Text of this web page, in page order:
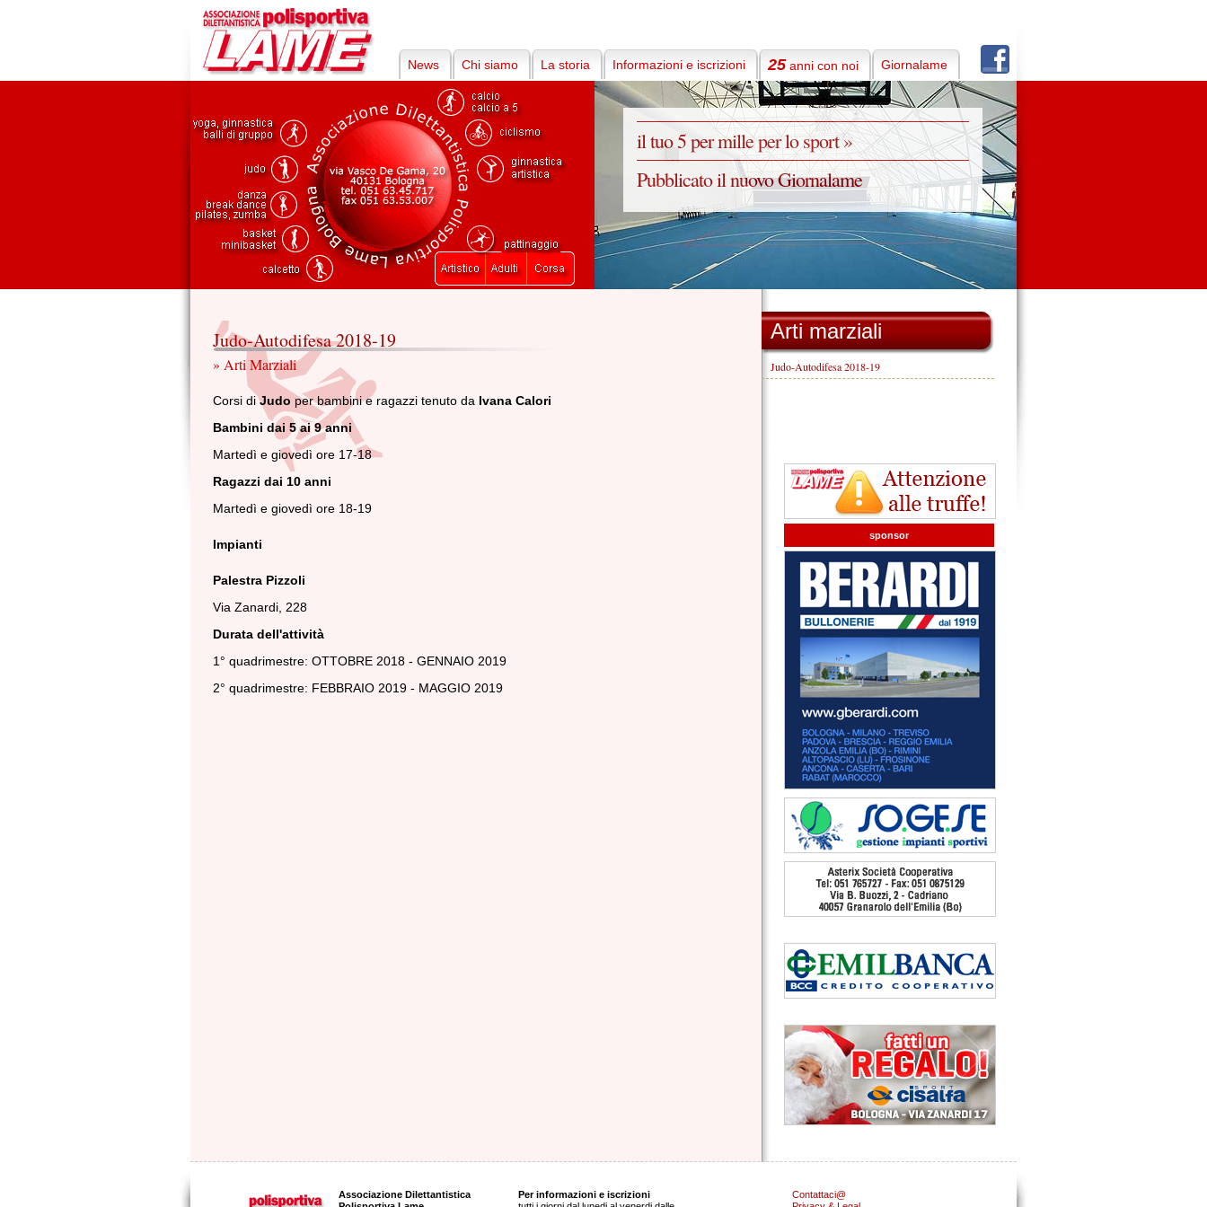
News Chi siamo La storia Informazioni e iscrizioni 25 anni con noi Giornalame
il tuo 5 per mille per lo sport »
Pubblicato il nuovo Giornalame
Judo-Autodifesa 2018-19
» Arti Marziali
Corsi diJudo per bambini e ragazzi tenuto da Ivana Calori
Bambini dai 5 ai 9 anni
Martedì e giovedì ore 17-18
Ragazzi dai 10 anni
Martedì e giovedì ore 18-19
Impianti
Palestra Pizzoli
Via Zanardi, 228
Durata dell'attività
1° quadrimestre: OTTOBRE 2018 - GENNAIO 2019
2° quadrimestre: FEBBRAIO 2019 - MAGGIO 2019
Arti marziali
Judo-Autodifesa 2018-19
sponsor
Associazione Dilettantistica
Per informazioni e iscrizioni
Contattaci@